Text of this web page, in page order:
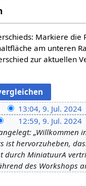
Markiere
am unteren
zur aktuellen
13:04, 9. Jul. 2024
12:59, 9. Jul. 2024
„Willkommen
ist hervorzuheben,
durch MiniatuurA
des Workshops